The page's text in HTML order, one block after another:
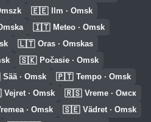
🇪🇪 Ilm · Omsk
🇮🇹 Meteo · Omsk
🇱🇹 Oras · Omskas
🇸🇰 Počasie · Omsk
Sää · Omsk 🇵🇹 Tempo · Omsk
Vejret · Omsk 🇷🇸 Vreme · Омск
· Omsk 🇸🇪 Vädret · Omsk